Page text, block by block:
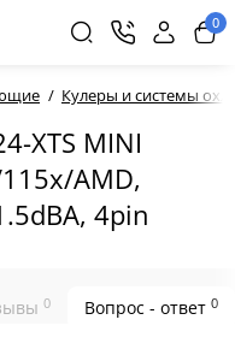
0
Кулеры и системы
XTS MINI
AMD,
4pin
0 Вопрос - ответ 0